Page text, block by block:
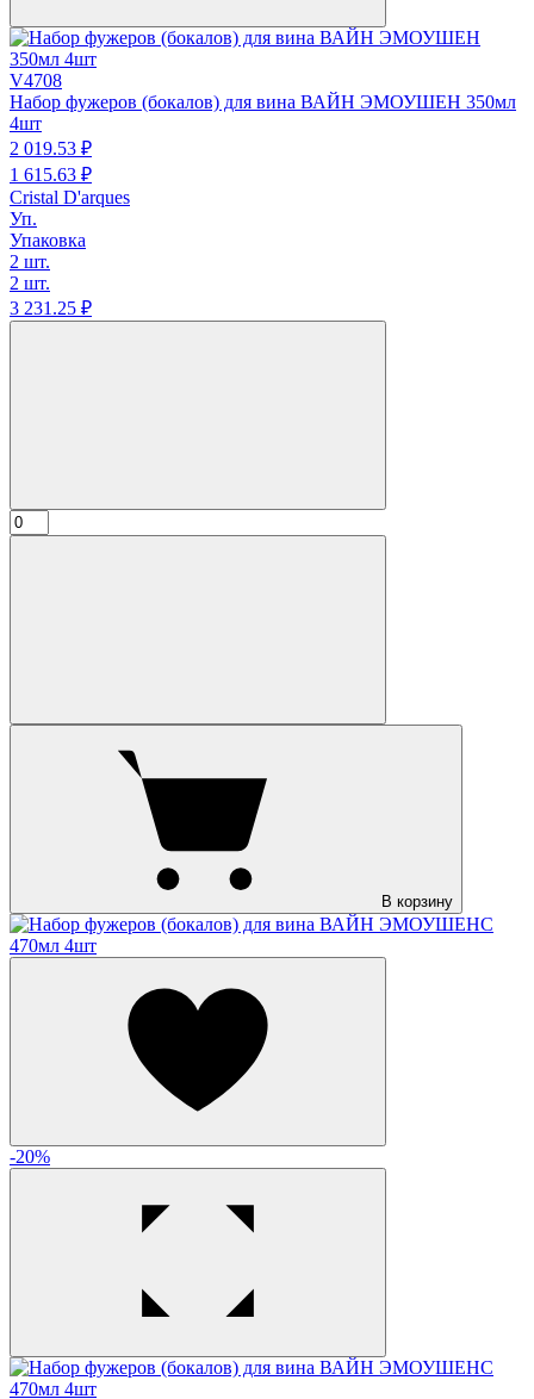
V4708
Набор фужеров (бокалов) для вина ВАЙН ЭМОУШЕН 350мл
4шт
2 019.53 ₽
1 615.63 ₽
Cristal D'arques
Уп.
Упаковка
2 шт.
2 шт.
3 231.25 ₽
В корзину
-20%